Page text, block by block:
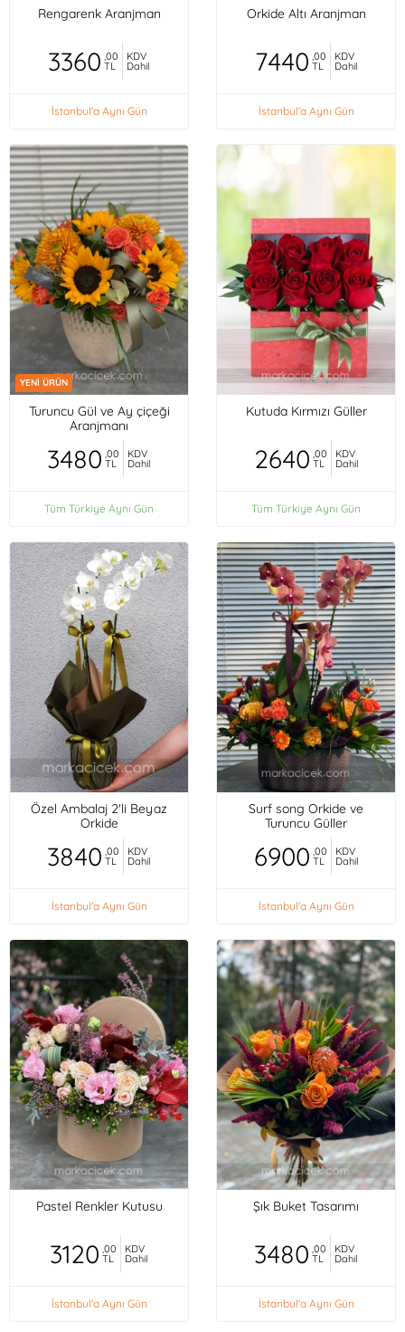
Rengarenk Aranjman
3360 ,00
TL
KDV
Dahil
İstanbul'a Aynı Gün
Orkide Altı Aranjman
7440 ,00
TL
KDV
Dahil
İstanbul'a Aynı Gün
YENİ ÜRÜN
Turuncu Gül ve Ay çiçeği
Aranjmanı
3480 ,00
TL
KDV
Dahil
Tüm Türkiye Aynı Gün
Kutuda Kırmızı Güller
2640 ,00
TL
KDV
Dahil
Tüm Türkiye Aynı Gün
Özel Ambalaj 2'li Beyaz
Orkide
3840 ,00
TL
KDV
Dahil
İstanbul'a Aynı Gün
Surf song Orkide ve
Turuncu Güller
6900 ,00
TL
KDV
Dahil
İstanbul'a Aynı Gün
Pastel Renkler Kutusu
3120 ,00
TL
KDV
Dahil
İstanbul'a Aynı Gün
Şık Buket Tasarımı
3480 ,00
TL
KDV
Dahil
İstanbul'a Aynı Gün